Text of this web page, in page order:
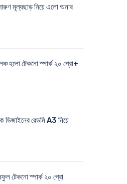
মূল্যছাড় নিয়ে এলো অনার
লঞ্চ হলো টেকনো স্পার্ক ২০ প্রো+
ডিজাইনের রেডমি A3 নিয়ে
টেকনো স্পার্ক ২০ প্রো